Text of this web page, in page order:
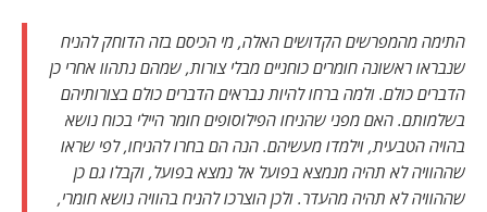
התימה מהמפרשים הקדושים האלה, מי הכיסם בזה הדוחק להניח
שנבראו ראשונה חומרים כוחניים מבלי צורות, שמהם נתהוו אחרי כן
הדברים כולם. ולמה ברחו להיות נבראים הדברים כולם בצורותיהם
בשלמותם. האם מפני שהניחו הפילוסופים חומר היילי בכוח נושא
בהויה הטבעית, וילמדו מעשיהם. הנה הם בחרו להניחו, לפי שראו
שההוויה לא תהיה מנמצא בפועל אל נמצא בפועל, וקבלו גם כן
שההוויה לא תהיה מהעדר. ולכן הוצרכו להניח בהוויה נושא חומרי,